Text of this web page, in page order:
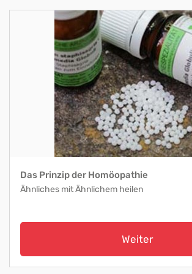
Das Prinzip der Homöopathie
Ähnliches mit Ähnlichem heilen
Weiter